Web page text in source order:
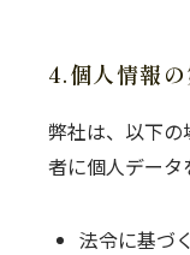
4.個人情報
弊社は、以下の
者に個人データ
法令に基づ